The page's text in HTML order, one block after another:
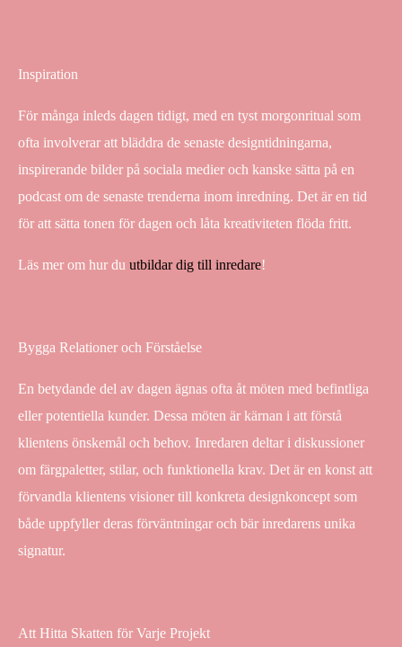
Inspiration
För många inleds dagen tidigt, med en tyst morgonritual som
ofta involverar att bläddra de senaste designtidningarna,
inspirerande bilder på sociala medier och kanske sätta på en
podcast om de senaste trenderna inom inredning. Det är en tid
för att sätta tonen för dagen och låta kreativiteten flöda fritt.
Läs mer om hur du utbildar dig till inredare!
Bygga Relationer och Förståelse
En betydande del av dagen ägnas ofta åt möten med befintliga
eller potentiella kunder. Dessa möten är kärnan i att förstå
klientens önskemål och behov. Inredaren deltar i diskussioner
om färgpaletter, stilar, och funktionella krav. Det är en konst att
förvandla klientens visioner till konkreta designkoncept som
både uppfyller deras förväntningar och bär inredarens unika
signatur.
Att Hitta Skatten för Varje Projekt